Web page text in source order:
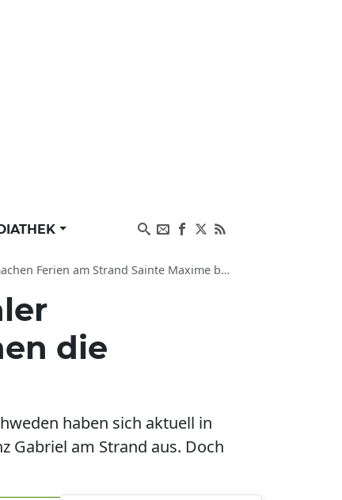
am Strand Sainte Maxime bei der Cote d'Azur
die
haben sich aktuell in
Gabriel am Strand aus. Doch